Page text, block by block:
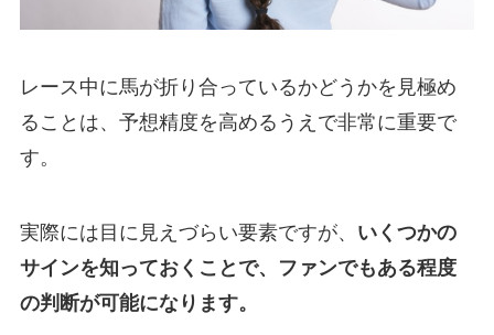
レース中に馬が折り合っているかどうかを見極め
ることは、予想精度を高めるうえで非常に重要で
す。
実際には目に見えづらい要素ですが、 いくつかの
サインを知っておくことで、ファンでもある程度
の判断が可能になります。